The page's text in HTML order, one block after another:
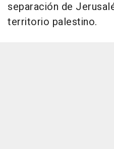
separación de
territorio palestino.